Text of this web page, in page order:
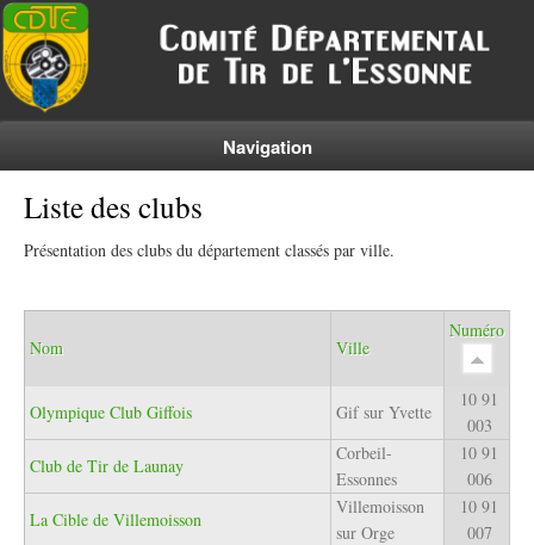
Navigation
Liste des clubs
Présentation des clubs du département classés par ville.
Nom Ville
Numéro
Olympique Club Giffois Gif sur Yvette
10 91
003
Club de Tir de Launay
Corbeil-
Essonnes
10 91
006
La Cible de Villemoisson
Villemoisson
sur Orge
10 91
007